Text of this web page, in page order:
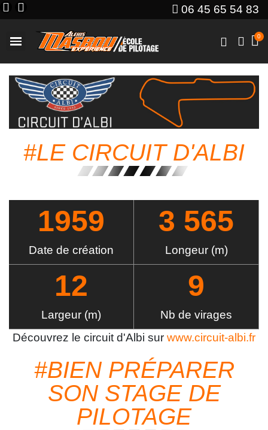
06 45 65 54 83
#LE CIRCUIT D'ALBI
1959
Date de création
3 565
Longeur (m)
12
Largeur (m)
9
Nb de virages
Découvrez le circuit d'Albi sur www.circuit-albi.fr
#BIEN PRÉPARER
SON STAGE DE
PILOTAGE